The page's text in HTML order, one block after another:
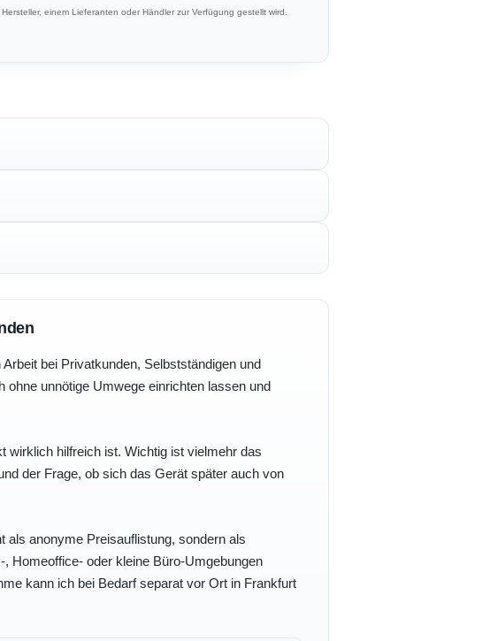
einem Lieferanten oder Händler zur Verfügung gestellt wird.
bei Privatkunden, Selbstständigen und
unnötige Umwege einrichten lassen und
wirklich hilfreich ist. Wichtig ist vielmehr das
der Frage, ob sich das Gerät später auch von
anonyme Preisauflistung, sondern als
Homeoffice- oder kleine Büro-Umgebungen
kann ich bei Bedarf separat vor Ort in Frankfurt